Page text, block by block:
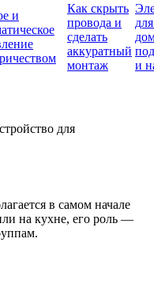
и
Как скрыть
провода и
сделать
аккуратный
монтаж
и
для
в самом начале
на кухне, его роль —